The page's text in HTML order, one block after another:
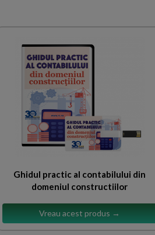
Ghidul practic al contabilului din
domeniul constructiilor
Vreau acest produs →